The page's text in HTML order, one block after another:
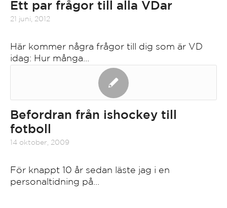
Ett par frågor till alla VDar
21 juni, 2012
Här kommer några frågor till dig som är VD
idag: Hur många…
Befordran från ishockey till
fotboll
14 oktober, 2009
För knappt 10 år sedan läste jag i en
personaltidning på…